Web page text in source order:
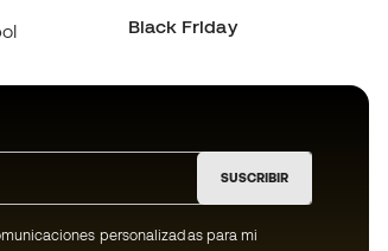
Black Friday
SUSCRIBIR
personalizadas para mi